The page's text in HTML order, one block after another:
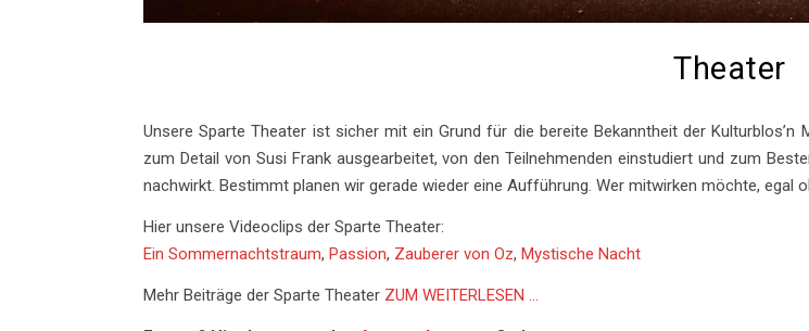
Theater
Unsere Sparte Theater ist sicher mit ein Grund für die bereite Bekanntheit der
zum Detail von Susi Frank ausgearbeitet, von den Teilnehmenden einstudiert und zum
nachwirkt. Bestimmt planen wir gerade wieder eine Aufführung. Wer mitwirken möchte, egal
Hier unsere Videoclips der Sparte Theater:
Ein Sommernachtstraum, Passion, Zauberer von Oz, Mystische Nacht
Mehr Beiträge der Sparte Theater ZUM WEITERLESEN …